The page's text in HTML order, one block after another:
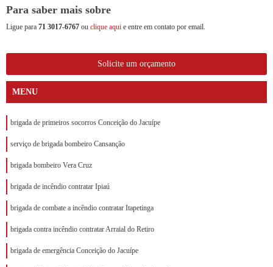
Para saber mais sobre
Ligue para 71 3017-6767 ou clique aqui e entre em contato por email.
Solicite um orçamento
MENU
brigada de primeiros socorros Conceição do Jacuípe
serviço de brigada bombeiro Cansanção
brigada bombeiro Vera Cruz
brigada de incêndio contratar Ipiaú
brigada de combate a incêndio contratar Itapetinga
brigada contra incêndio contratar Arraial do Retiro
brigada de emergência Conceição do Jacuípe